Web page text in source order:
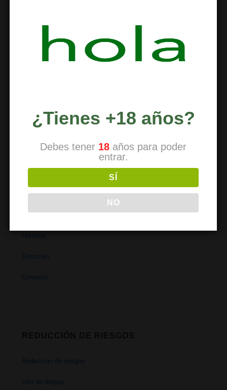
How to join
Come diventare un membro
PARA SOCIOS
Cómo renovar
Traer a un amigo
Dirección
Contacto
Reducción de riesgos
Uso de drogas
¿Tienes +18 años?
Debes tener 18 años para poder
entrar.
SÍ
NO